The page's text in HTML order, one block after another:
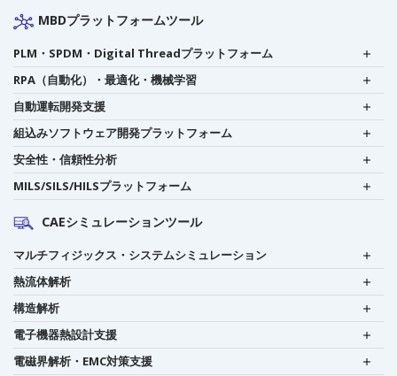
MBDプラットフォームツール
PLM・SPDM・Digital Threadプラットフォーム
RPA（自動化）・最適化・機械学習
自動運転開発支援
組込みソフトウェア開発プラットフォーム
安全性・信頼性分析
MILS/SILS/HILSプラットフォーム
CAEシミュレーションツール
マルチフィジックス・システムシミュレーション
熱流体解析
構造解析
電子機器熱設計支援
電磁界解析・EMC対策支援